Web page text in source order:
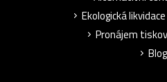
Ekologická
Pronájem
Blog